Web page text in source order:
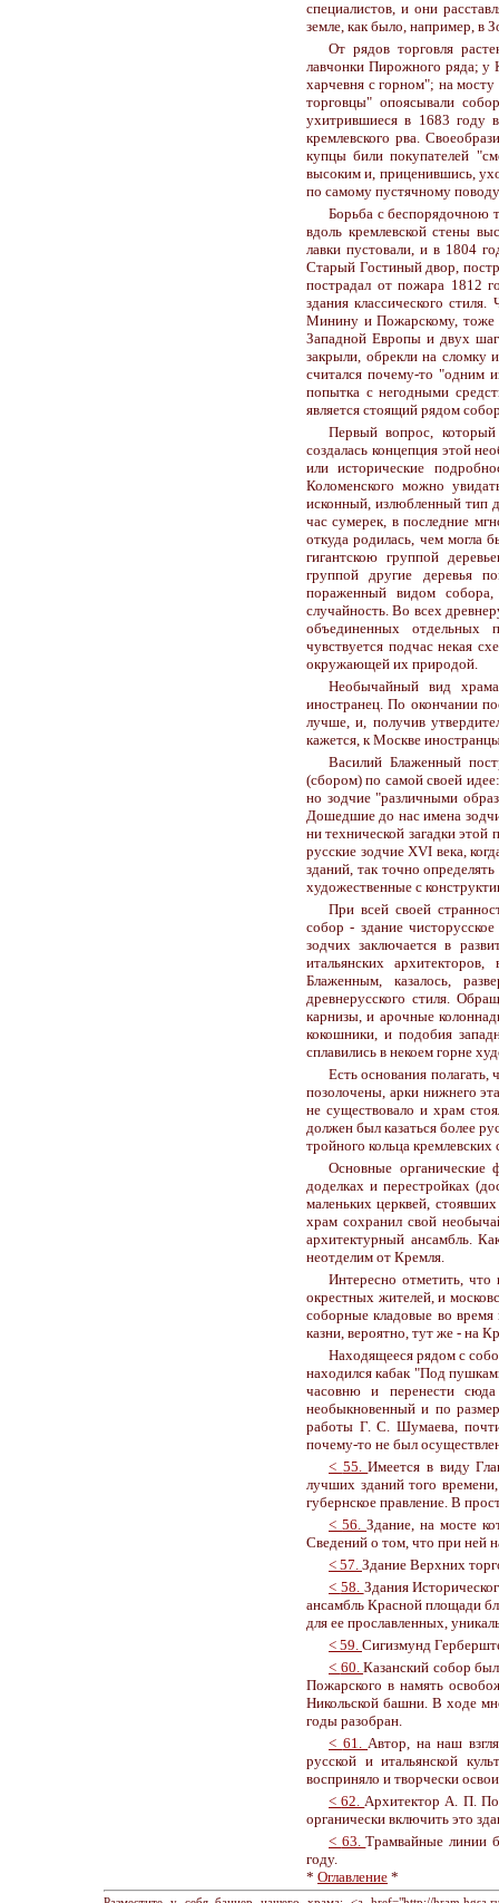
специалистов, и они
земле, как было, например, в
От рядов торговля
лавчонки Пирожного ряда; у
харчевня с горном"; на
торговцы" опоясывали
ухитрившиеся в 1683 году
кремлевского рва.
купцы били покупателей
высоким и, приценившись,
по самому пустячному
Борьба с беспорядочною
вдоль кремлевской стены
лавки пустовали, и в 1804
Старый Гостиный двор,
пострадал от пожара 1812
здания классического
Минину и Пожарскому, тоже
Западной Европы и двух
закрыли, обрекли на сломку
считался почему-то "одним
попытка с негодными
является стоящий рядом
Первый вопрос, который
создалась концепция этой
или исторические
Коломенского можно
исконный, излюбленный тип
час сумерек, в последние
откуда родилась, чем могла
гигантскою группой
группой другие деревья
пораженный видом
случайность. Во всех
объединенных отдельных
чувствуется подчас некая
окружающей их природой.
Необычайный вид
иностранец. По окончании
лучше, и, получив
кажется, к Москве
Василий Блаженный
(сбором) по самой своей
но зодчие "различными
Дошедшие до нас имена
ни технической загадки
русские зодчие XVI века,
зданий, так точно
художественные с
При всей своей
собор - здание
зодчих заключается в
итальянских
Блаженным, казалось,
древнерусского стиля.
карнизы, и арочные
кокошники, и подобия
сплавились в некоем горне
Есть основания
позолочены, арки нижнего
не существовало и храм
должен был казаться более
тройного кольца
Основные
доделках и перестройках
маленьких церквей,
храм сохранил свой
архитектурный ансамбль.
неотделим от Кремля.
Интересно отметить,
окрестных жителей, и
соборные кладовые во
казни, вероятно, тут же - на
Находящееся рядом с
находился кабак "Под
часовню и перенести
необыкновенный и по
работы Г. С. Шумаева,
почему-то не был
< 55.Имеется в виду
лучших зданий того
губернское правление. В
<56.Здание, на мосте
Сведений о том, что при ней
< 57. Здание Верхних
< 58. Здания
ансамбль Красной площади
для ее прославленных,
< 59. Сигизмунд
< 60. Казанский собор
Пожарского в намять
Никольской башни. В ходе
годы разобран.
< 61.Автор, на наш
русской и итальянской
восприняло и творчески
<62.Архитектор А. П.
органически включить это
< 63.Трамвайные линии
году.
* Оглавление *